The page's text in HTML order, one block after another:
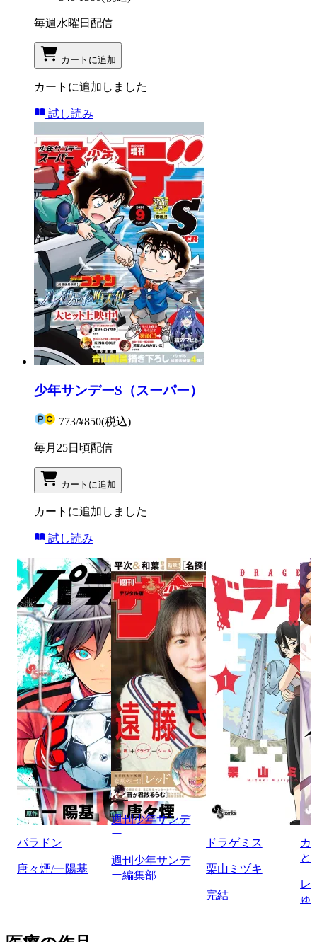
毎週水曜日配信
カートに追加
カートに追加しました
試し読み
少年サンデーS（スーパー）
773/¥850(税込)
毎月25日頃配信
カートに追加
カートに追加しました
試し読み
パラドン
唐々煙/一陽基
週刊少年サンデ
ー
週刊少年サンデ
ー編集部
ドラゲミス
栗山ミヅキ
完結
カ
と
レ
ゅ